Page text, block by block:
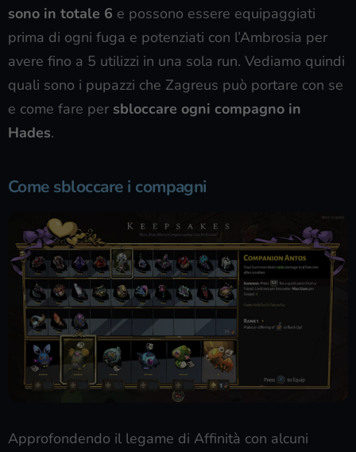
sono in totale 6 e possono essere equipaggiati
prima di ogni fuga e potenziati con l’Ambrosia per
avere fino a 5 utilizzi in una sola run. Vediamo quindi
quali sono i pupazzi che Zagreus può portare con se
e come fare per sbloccare ogni compagno in
Hades.
Come sbloccare i compagni
Approfondendo il legame di Affinità con alcuni